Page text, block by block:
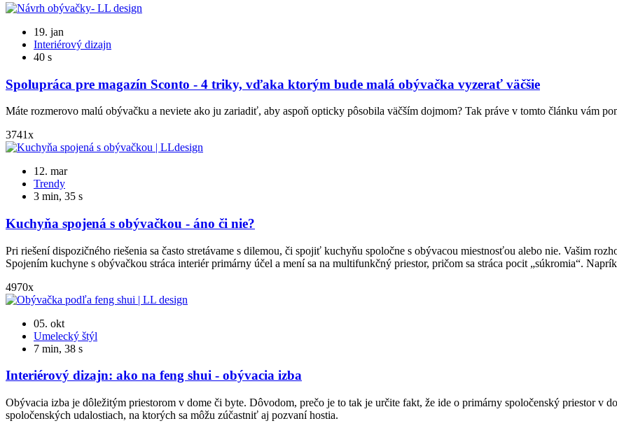
19. jan
Interiérový dizajn
40 s
Spolupráca pre magazín Sconto - 4 triky, vďaka ktorým bude malá obývačka vyzerať väčšie
Máte rozmerovo malú obývačku a neviete ako ju zariadiť, aby aspoň opticky pôsobila väčším dojmom? Tak práve v tomto článku vám
3741x
12. mar
Trendy
3 min, 35 s
Kuchyňa spojená s obývačkou - áno či nie?
Pri riešení dispozičného riešenia sa často stretávame s dilemou, či spojiť kuchyňu spoločne s obývacou miestnosťou alebo nie. Vašim
Spojením kuchyne s obývačkou stráca interiér primárny účel a mení sa na multifunkčný priestor, pričom sa stráca pocit „súkromia“.
4970x
05. okt
Umelecký štýl
7 min, 38 s
Interiérový dizajn: ako na feng shui - obývacia izba
Obývacia izba je dôležitým priestorom v dome či byte. Dôvodom, prečo je to tak je určite fakt, že ide o primárny spoločenský priestor v
spoločenských udalostiach, na ktorých sa môžu zúčastniť aj pozvaní hostia.